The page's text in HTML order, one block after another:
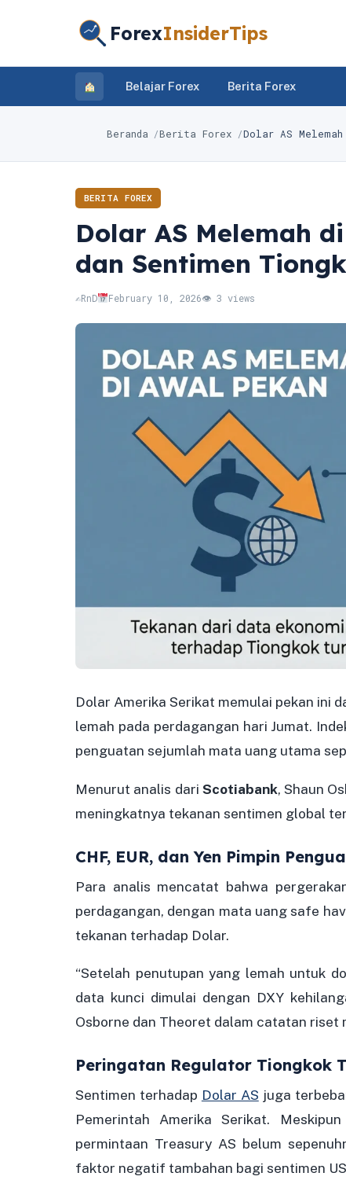
ForexInsiderTips
Belajar Forex Berita Forex
Beranda Berita Forex Dolar AS
BERITA FOREX
Dolar AS Melemah
dan Sentimen
✍️RnD February 10, 2026👁 3 views
Dolar Amerika Serikat memulai pekan ini
lemah pada perdagangan hari Jumat.
penguatan sejumlah mata uang utama
Menurut analis dari Scotiabank, Shaun
meningkatnya tekanan sentimen global
CHF, EUR, dan Yen Pimpin
Para analis mencatat bahwa
perdagangan, dengan mata uang safe
tekanan terhadap Dolar.
“Setelah penutupan yang lemah untuk
data kunci dimulai dengan DXY
Osborne dan Theoret dalam catatan riset
Peringatan Regulator Tiongkok
Sentimen terhadap Dolar AS juga
Pemerintah Amerika Serikat.
permintaan Treasury AS belum
faktor negatif tambahan bagi sentimen